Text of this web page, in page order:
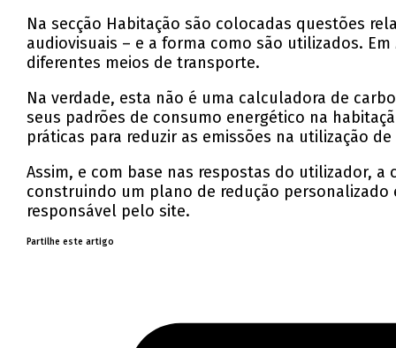
Na secção Habitação são colocadas questões
audiovisuais – e a forma como são utilizados.
diferentes meios de transporte.
Na verdade, esta não é uma calculadora de
seus padrões de consumo energético na
práticas para reduzir as emissões na utilização
Assim, e com base nas respostas do utilizador,
construindo um plano de redução
responsável pelo site.
Partilhe este artigo